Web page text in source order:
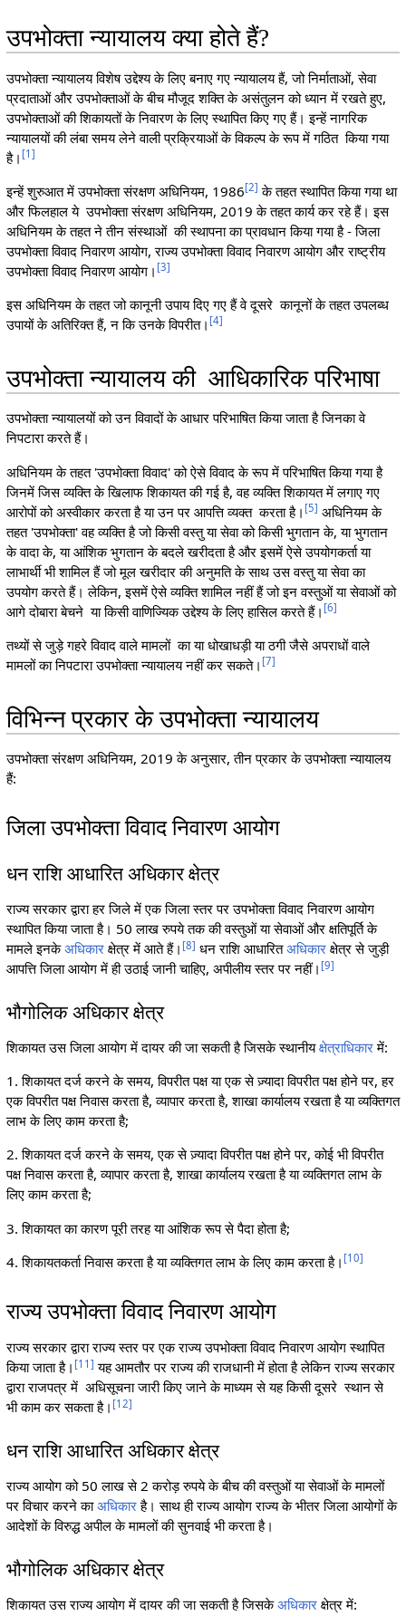
उपभोक्ता न्यायालय क्या होते हैं?
उपभोक्ता न्यायालय विशेष उद्देश्य के लिए बनाए गए न्यायालय हैं, जो निर्माताओं, सेवा
प्रदाताओं और उपभोक्ताओं के बीच मौजूद शक्ति के असंतुलन को ध्यान में रखते हुए,
उपभोक्ताओं की शिकायतों के निवारण के लिए स्थापित किए गए हैं। इन्हें नागरिक
न्यायालयों की लंबा समय लेने वाली प्रक्रियाओं के विकल्प के रूप में गठित किया गया
है। [1 ]
इन्हें शुरुआत में उपभोक्ता संरक्षण अधिनियम, 1986[2] के तहत स्थापित किया गया था
और फिलहाल ये उपभोक्ता संरक्षण अधिनियम, 2019 के तहत कार्य कर रहे हैं। इस
अधिनियम के तहत ने तीन संस्थाओं की स्थापना का प्रावधान किया गया है - जिला
उपभोक्ता विवाद निवारण आयोग, राज्य उपभोक्ता विवाद निवारण आयोग और राष्ट्रीय
उपभोक्ता विवाद निवारण आयोग। [3]
इस अधिनियम के तहत जो कानूनी उपाय दिए गए हैं वे दूसरे कानूनों के तहत उपलब्ध
उपायों के अतिरिक्त हैं, न कि उनके विपरीत। [4]
उपभोक्ता न्यायालय की आधिकारिक परिभाषा
उपभोक्ता न्यायालयों को उन विवादों के आधार परिभाषित किया जाता है जिनका वे
निपटारा करते हैं।
अधिनियम के तहत 'उपभोक्ता विवाद' को ऐसे विवाद के रूप में परिभाषित किया गया है
जिनमें जिस व्यक्ति के खिलाफ शिकायत की गई है, वह व्यक्ति शिकायत में लगाए गए
आरोपों को अस्वीकार करता है या उन पर आपत्ति व्यक्त करता है। [5] अधिनियम के
तहत 'उपभोक्ता' वह व्यक्ति है जो किसी वस्तु या सेवा को किसी भुगतान के, या भुगतान
के वादा के, या आंशिक भुगतान के बदले खरीदता है और इसमें ऐसे उपयोगकर्ता या
लाभार्थी भी शामिल हैं जो मूल खरीदार की अनुमति के साथ उस वस्तु या सेवा का
उपयोग करते हैं। लेकिन, इसमें ऐसे व्यक्ति शामिल नहीं हैं जो इन वस्तुओं या सेवाओं को
आगे दोबारा बेचने या किसी वाणिज्यिक उद्देश्य के लिए हासिल करते हैं। [6]
तथ्यों से जुड़े गहरे विवाद वाले मामलों का या धोखाधड़ी या ठगी जैसे अपराधों वाले
मामलों का निपटारा उपभोक्ता न्यायालय नहीं कर सकते। [7]
विभिन्न प्रकार के उपभोक्ता न्यायालय
उपभोक्ता संरक्षण अधिनियम, 2019 के अनुसार, तीन प्रकार के उपभोक्ता न्यायालय
हैं:
जिला उपभोक्ता विवाद निवारण आयोग
धन राशि आधारित अधिकार क्षेत्र
राज्य सरकार द्वारा हर जिले में एक जिला स्तर पर उपभोक्ता विवाद निवारण आयोग
स्थापित किया जाता है। 50 लाख रुपये तक की वस्तुओं या सेवाओं और क्षतिपूर्ति के
मामले इनकेअधिकारक्षेत्र में आते हैं। [8] धन राशि आधारितअधिकारक्षेत्र से जुड़ी
आपत्ति जिला आयोग में ही उठाई जानी चाहिए, अपीलीय स्तर पर नहीं। [9]
भौगोलिक अधिकार क्षेत्र
शिकायत उस जिला आयोग में दायर की जा सकती है जिसके स्थानीयक्षेत्राधिकारमें:
1. शिकायत दर्ज करने के समय, विपरीत पक्ष या एक से ज़्यादा विपरीत पक्ष होने पर, हर
एक विपरीत पक्ष निवास करता है, व्यापार करता है, शाखा कार्यालय रखता है या व्यक्तिगत
लाभ के लिए काम करता है;
2. शिकायत दर्ज करने के समय, एक से ज़्यादा विपरीत पक्ष होने पर, कोई भी विपरीत
पक्ष निवास करता है, व्यापार करता है, शाखा कार्यालय रखता है या व्यक्तिगत लाभ के
लिए काम करता है;
3. शिकायत का कारण पूरी तरह या आंशिक रूप से पैदा होता है;
4. शिकायतकर्ता निवास करता है या व्यक्तिगत लाभ के लिए काम करता है। [10]
राज्य उपभोक्ता विवाद निवारण आयोग
राज्य सरकार द्वारा राज्य स्तर पर एक राज्य उपभोक्ता विवाद निवारण आयोग स्थापित
किया जाता है। [11 ] यह आमतौर पर राज्य की राजधानी में होता है लेकिन राज्य सरकार
द्वारा राजपत्र में अधिसूचना जारी किए जाने के माध्यम से यह किसी दूसरे स्थान से
भी काम कर सकता है। [12]
धन राशि आधारित अधिकार क्षेत्र
राज्य आयोग को 50 लाख से 2 करोड़ रुपये के बीच की वस्तुओं या सेवाओं के मामलों
पर विचार करने काअधिकारहै। साथ ही राज्य आयोग राज्य के भीतर जिला आयोगों के
आदेशों के विरुद्ध अपील के मामलों की सुनवाई भी करता है।
भौगोलिक अधिकार क्षेत्र
शिकायत उस राज्य आयोग में दायर की जा सकती है जिसकेअधिकारक्षेत्र में: